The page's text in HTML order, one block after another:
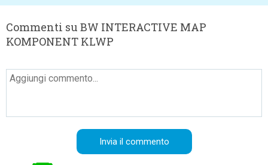
Commenti su BW INTERACTIVE MAP
KOMPONENT KLWP